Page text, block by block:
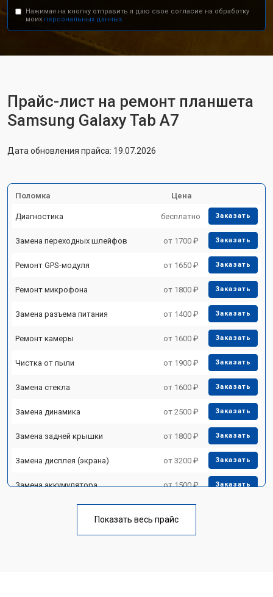
Нажимая на кнопку отправить я даю свое согласие на обработку
моих персональных данных.
Прайс-лист на ремонт планшета
Samsung Galaxy Tab A7
Дата обновления прайса: 19.07.2026
Поломка Цена
Диагностика бесплатно Заказать
Замена переходных шлейфов от 1700 ₽ Заказать
Ремонт GPS-модуля от 1650 ₽ Заказать
Ремонт микрофона от 1800 ₽ Заказать
Замена разъема питания от 1400 ₽ Заказать
Ремонт камеры от 1600 ₽ Заказать
Чистка от пыли от 1900 ₽ Заказать
Замена стекла от 1600 ₽ Заказать
Замена динамика от 2500 ₽ Заказать
Замена задней крышки от 1800 ₽ Заказать
Замена дисплея (экрана) от 3200 ₽ Заказать
Замена аккумулятора от 1500 ₽ Заказать
Замена материнской платы от 3200 ₽
Показать весь прайс